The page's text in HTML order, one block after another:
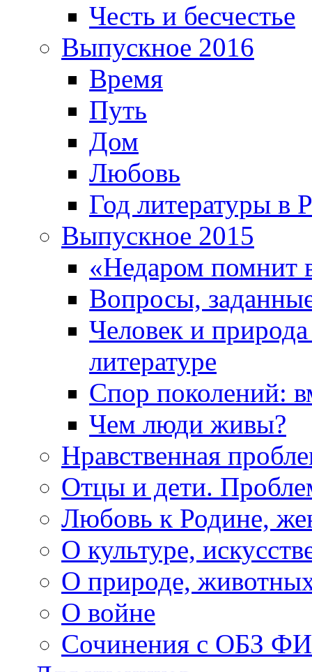
Честь и бесчестье
Выпускное 2016
Время
Путь
Дом
Любовь
Год литературы в
Выпускное 2015
«Недаром помнит
Вопросы,
Человек и
литературе
Спор поколений:
Чем люди живы?
Нравственная
Отцы и дети.
Любовь к Родине,
О культуре,
О природе,
О войне
Сочинения с ОБЗ